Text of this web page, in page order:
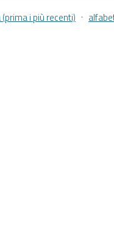
i più recenti) ·